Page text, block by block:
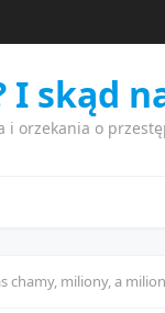
I skąd
i orzekania o
miliony, a milion trupów w